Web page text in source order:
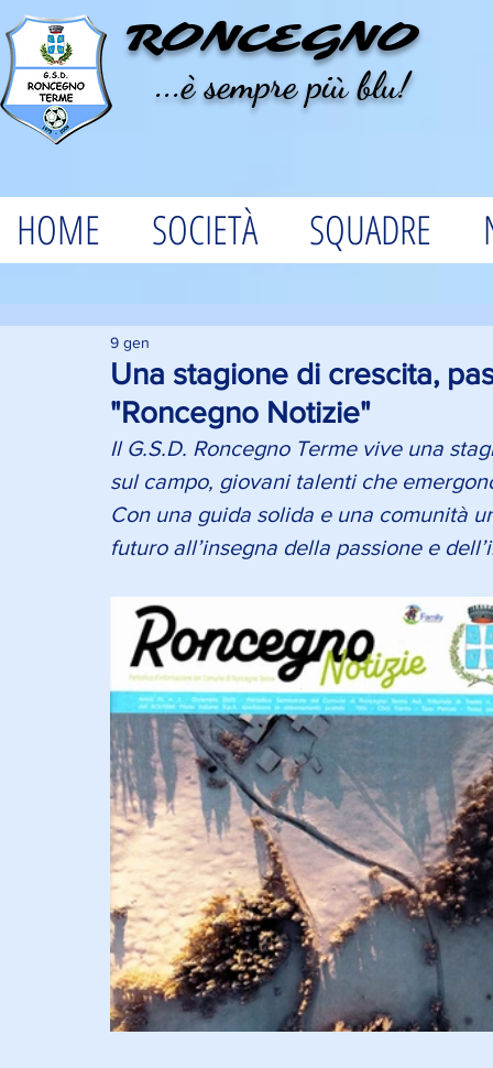
RONCEGNO
...è sempre più blu!
HOME SOCIETÀ SQUADRE
Una stagione di crescita,
"Roncegno Notizie"
9 gen
Il G.S.D. Roncegno Terme vive una
sul campo, giovani talenti che
Con una guida solida e una comunità
futuro all’insegna della passione e